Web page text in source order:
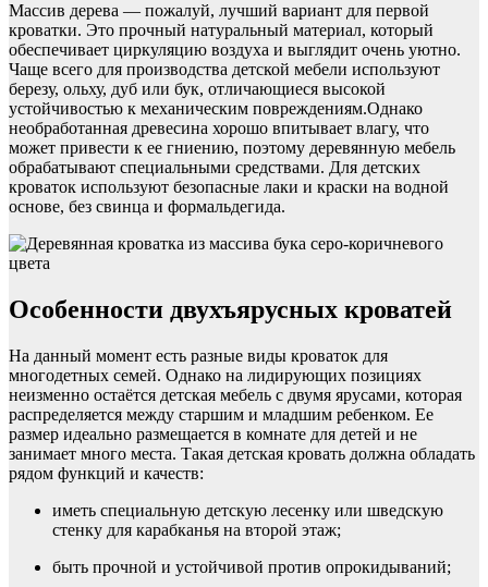
Массив дерева — пожалуй, лучший вариант для первой
кроватки. Это прочный натуральный материал, который
обеспечивает циркуляцию воздуха и выглядит очень уютно.
Чаще всего для производства детской мебели используют
березу, ольху, дуб или бук, отличающиеся высокой
устойчивостью к механическим повреждениям.Однако
необработанная древесина хорошо впитывает влагу, что
может привести к ее гниению, поэтому деревянную мебель
обрабатывают специальными средствами. Для детских
кроваток используют безопасные лаки и краски на водной
основе, без свинца и формальдегида.
Особенности двухъярусных кроватей
На данный момент есть разные виды кроваток для
многодетных семей. Однако на лидирующих позициях
неизменно остаётся детская мебель с двумя ярусами, которая
распределяется между старшим и младшим ребенком. Ее
размер идеально размещается в комнате для детей и не
занимает много места. Такая детская кровать должна обладать
рядом функций и качеств:
иметь специальную детскую лесенку или шведскую
стенку для карабканья на второй этаж;
быть прочной и устойчивой против опрокидываний;